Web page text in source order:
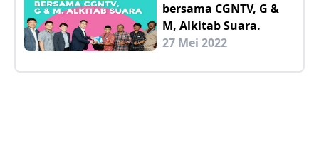
bersama CGNTV, G &
M, Alkitab Suara.
27 Mei 2022